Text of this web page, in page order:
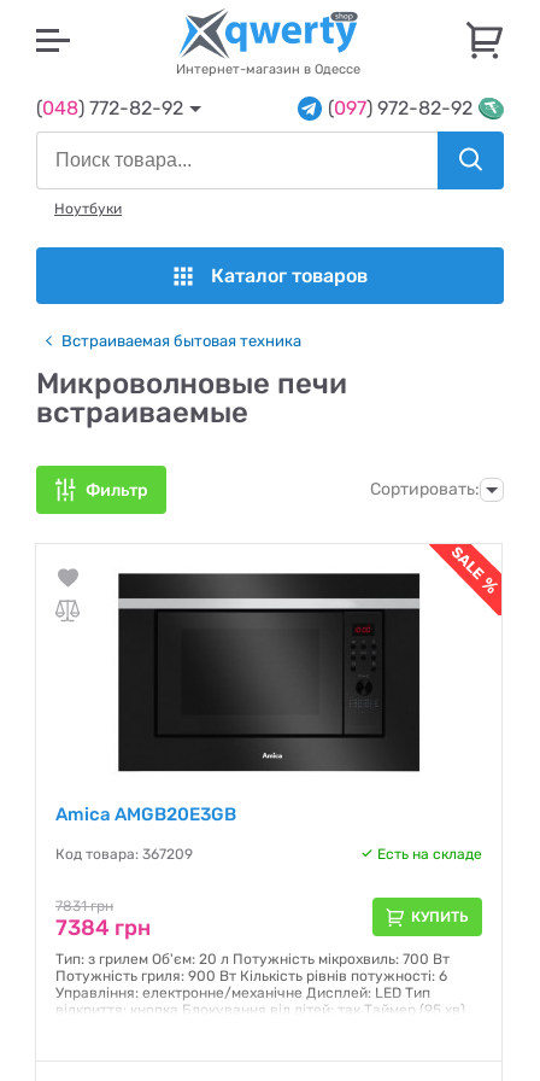
Интернет-магазин в Одессе
(048) 772-82-92 (097) 972-82-92
Ноутбуки
Каталог товаров
Встраиваемая бытовая техника
Микроволновые печи
встраиваемые
Фильтр Сортировать:
Amica AMGB20E3GB
Код товара: 367209 Есть на складе
7831 грн
7384 грн КУПИТЬ
Тип: з грилем Об'єм: 20 л Потужність мікрохвиль: 700 Вт
Потужність гриля: 900 Вт Кількість рівнів потужності: 6
Управління: електронне/механічне Дисплей: LED Тип
відкриття: кнопка Блокування від дітей: так Таймер (95 хв)